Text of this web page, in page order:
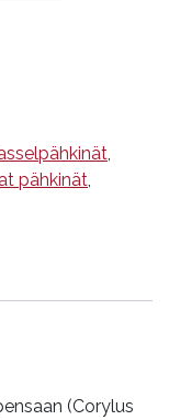
pähkinät
(Corylus